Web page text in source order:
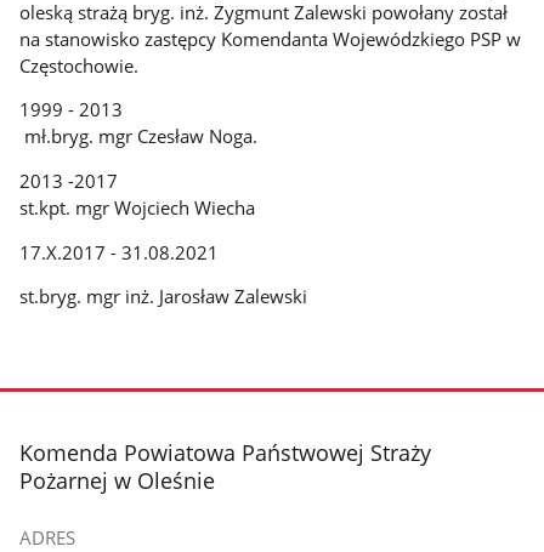
oleską strażą bryg. inż. Zygmunt Zalewski powołany został
na stanowisko zastępcy Komendanta Wojewódzkiego PSP w
Częstochowie.
1999 - 2013
mł.bryg. mgr Czesław Noga.
2013 -2017
st.kpt. mgr Wojciech Wiecha
17.X.2017 - 31.08.2021
st.bryg. mgr inż. Jarosław Zalewski
stopka
Komenda Powiatowa Państwowej Straży
Pożarnej w Oleśnie
ADRES